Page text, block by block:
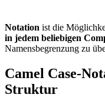
Notation ist die
in jedem beliebigen
Namensbegrenzung zu
Camel Case-
Struktur